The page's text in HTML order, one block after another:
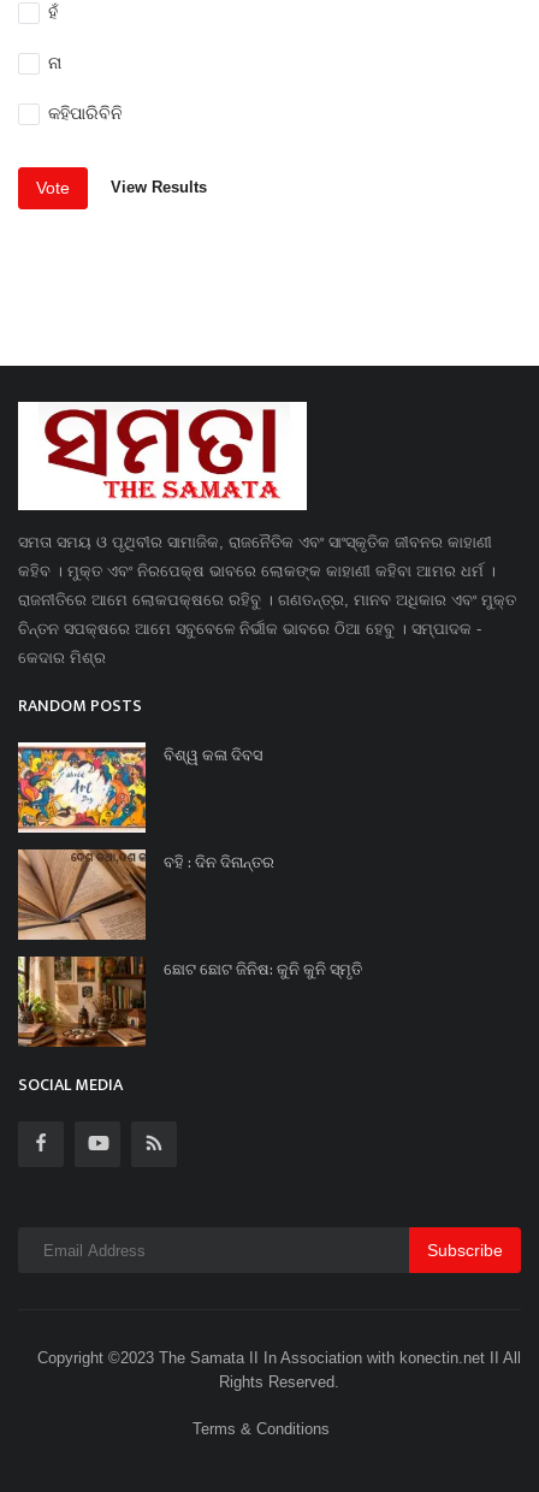
ହଁ
ନା
କହିପାରିବିନି
Vote View Results
ସମତା ସମୟ ଓ ପୃଥିବୀର ସାମାଜିକ, ରାଜନୈତିକ ଏବଂ ସାଂସ୍କୃତିକ ଜୀବନର କାହାଣୀ
କହିବ । ମୁକ୍ତ ଏବଂ ନିରପେକ୍ଷ ଭାବରେ ଲୋକଙ୍କ କାହାଣୀ କହିବା ଆମର ଧର୍ମ ।
ରାଜନୀତିରେ ଆମେ ଲୋକପକ୍ଷରେ ରହିବୁ । ଗଣତନ୍ତ୍ର, ମାନବ ଅଧିକାର ଏବଂ ମୁକ୍ତ
ଚିନ୍ତନ ସପକ୍ଷରେ ଆମେ ସବୁବେଳେ ନିର୍ଭୀକ ଭାବରେ ଠିଆ ହେବୁ । ସମ୍ପାଦକ -
କେଦାର ମିଶ୍ର
RANDOM POSTS
ବିଶ୍ୱ କଳା ଦିବସ
ବହି : ଦିନ ଦିନାନ୍ତର
ଛୋଟ ଛୋଟ ଜିନିଷ: କୁନି କୁନି ସ୍ମୃତି
SOCIAL MEDIA
Subscribe
Copyright ©2023 The Samata II In Association with konectin.net II All
Rights Reserved.
Terms & Conditions